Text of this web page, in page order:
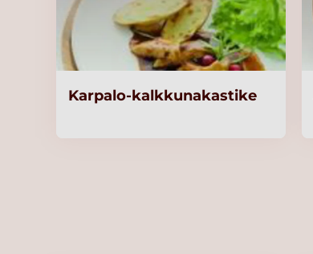
Karpalo-kalkkunakastike